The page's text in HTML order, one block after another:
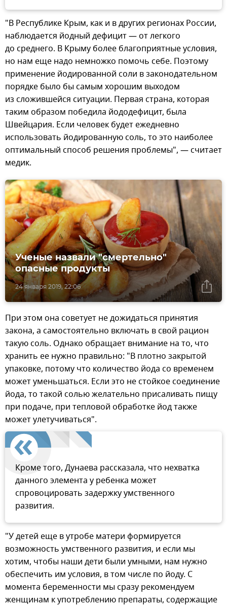
"В Республике Крым, как и в других регионах России,
наблюдается йодный дефицит — от легкого
до среднего. В Крыму более благоприятные условия,
но нам еще надо немножко помочь себе. Поэтому
применение йодированной соли в законодательном
порядке было бы самым хорошим выходом
из сложившейся ситуации. Первая страна, которая
таким образом победила йододефицит, была
Швейцария. Если человек будет ежедневно
использовать йодированную соль, то это наиболее
оптимальный способ решения проблемы", — считает
медик.
24 января 2019, 22:06
Ученые назвали "смертельно"
опасные продукты
При этом она советует не дожидаться принятия
закона, а самостоятельно включать в свой рацион
такую соль. Однако обращает внимание на то, что
хранить ее нужно правильно: "В плотно закрытой
упаковке, потому что количество йода со временем
может уменьшаться. Если это не стойкое соединение
йода, то такой солью желательно присаливать пищу
при подаче, при тепловой обработке йод также
может улетучиваться".
Кроме того, Дунаева рассказала, что нехватка
данного элемента у ребенка может
спровоцировать задержку умственного
развития.
"У детей еще в утробе матери формируется
возможность умственного развития, и если мы
хотим, чтобы наши дети были умными, нам нужно
обеспечить им условия, в том числе по йоду. С
момента беременности мы сразу рекомендуем
женщинам к употреблению препараты, содержащие